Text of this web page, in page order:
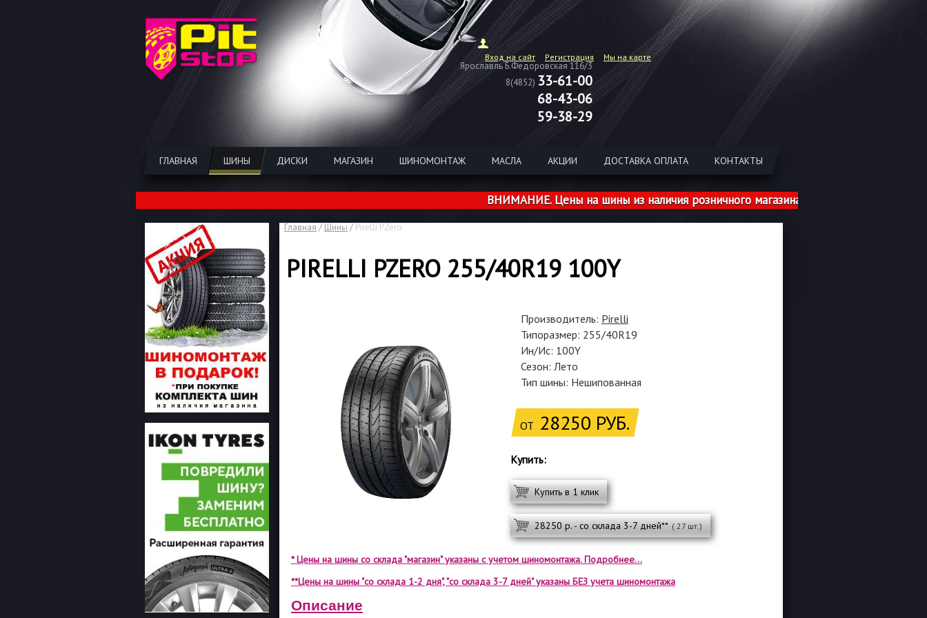
Вход на сайт Регистрация Мы на карте
Ярославль Б.Федоровская 116/3
8(4852) 33-61-00
68-43-06
59-38-29
ГЛАВНАЯ ШИНЫ ДИСКИ МАГАЗИН ШИНОМОНТАЖ МАСЛА АКЦИИ ДОСТАВКА ОПЛАТА КОНТАКТЫ
ВНИМАНИЕ. Цены на шины из наличия розничного магазина указаны с учетом
Главная / Шины / Pirelli PZero
PIRELLI PZERO 255/40R19 100Y
Производитель: Pirelli
Типоразмер: 255/40R19
Ин/Ис: 100Y
Сезон: Лето
Тип шины: Нешипованная
ОТ 28250 РУБ.
Купить:
Купить в 1 клик
28250 р. - со склада 3-7 дней** ( 27 шт.)
* Цены на шины со склада "магазин" указаны с учетом шиномонтажа. Подробнее...
**Цены на шины "со склада 1-2 дня", "со склада 3-7 дней" указаны БЕЗ учета шиномонтажа
Описание